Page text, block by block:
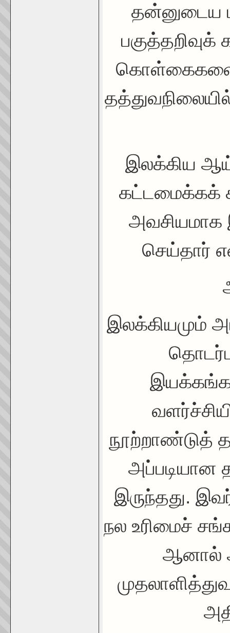
தன்னுடைய
பகுத்தறிவுக்
இலக்கிய
கட்டமைக்கக்
அவசியமாக
செய்தார்
இலக்கியமும்
நூற்றாண்டுத்
அப்படியான
இருந்தது.
நல உரிமைச்
ஆனால்